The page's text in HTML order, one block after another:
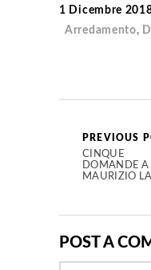
1 Dicembre
Arredamento,
PREVIOUS
CINQUE
DOMANDE A
MAURIZIO LAI
POST A